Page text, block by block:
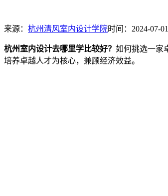
来源： 杭州清风室内设计学院时间：2024-07-01
杭州室内设计去哪里学比较好？ 如何挑选一家
培养卓越人才为核心，兼顾经济效益。